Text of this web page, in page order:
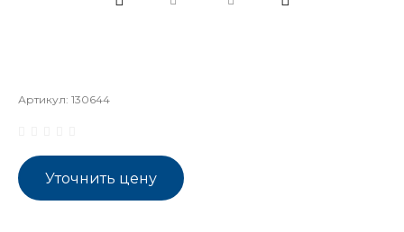
Артикул: 130644
Уточнить цену